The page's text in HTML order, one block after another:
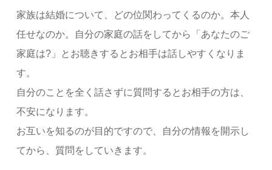
家族は結婚について、どの位関わってくるのか。本人
任せなのか。自分の家庭の話をしてから「あなたのご
家庭は?」とお聴きするとお相手は話しやすくなりま
す。
自分のことを全く話さずに質問するとお相手の方は、
不安になります。
お互いを知るのが目的ですので、自分の情報を開示し
てから、質問をしていきます。